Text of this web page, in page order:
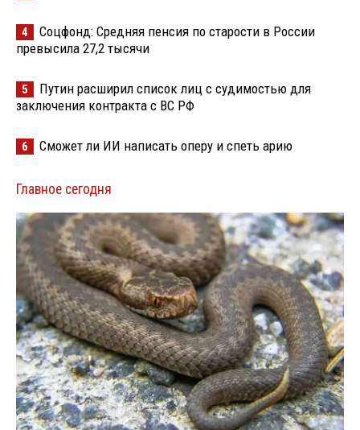
4
Соцфонд: Средняя пенсия по старости в России
превысила 27,2 тысячи
5
Путин расширил список лиц с судимостью для
заключения контракта с ВС РФ
6 Сможет ли ИИ написать оперу и спеть арию
Главное сегодня